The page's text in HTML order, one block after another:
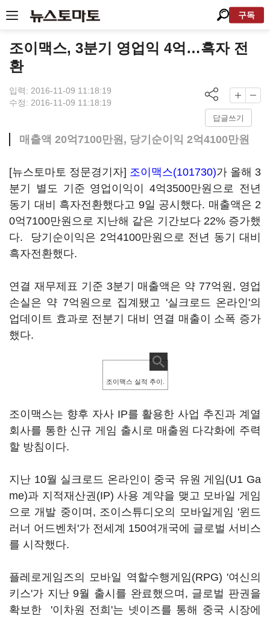
구독
조이맥스, 3분기 영업익 4억…흑자 전
환
입력: 2016-11-09 11:18:19
수정: 2016-11-09 11:18:19
답글쓰기
매출액 20억7100만원, 당기순이익 2억4100만원
[뉴스토마토 정문경기자] 조이맥스(101730)가 올해 3
분기 별도 기준 영업이익이 4억3500만원으로 전년
동기 대비 흑자전환했다고 9일 공시했다. 매출액은 2
0억7100만원으로 지난해 같은 기간보다 22% 증가했
다. 당기순이익은 2억4100만원으로 전년 동기 대비
흑자전환했다.
연결 재무제표 기준 3분기 매출액은 약 77억원, 영업
손실은 약 7억원으로 집계됐고 '실크로드 온라인'의
업데이트 효과로 전분기 대비 연결 매출이 소폭 증가
했다.
조이맥스 실적 추이.
조이맥스는 향후 자사 IP를 활용한 사업 추진과 계열
회사를 통한 신규 게임 출시로 매출원 다각화에 주력
할 방침이다.
지난 10월 실크로드 온라인이 중국 유원 게임(U1 Ga
me)과 지적재산권(IP) 사용 계약을 맺고 모바일 게임
으로 개발 중이며, 조이스튜디오의 모바일게임 '윈드
러너 어드벤처'가 전세계 150여개국에 글로벌 서비스
를 시작했다.
플레로게임즈의 모바일 역할수행게임(RPG) '여신의
키스'가 지난 9월 출시를 완료했으며, 글로벌 판권을
확보한 '이차원 전희'는 넷이즈를 통해 중국 시장에